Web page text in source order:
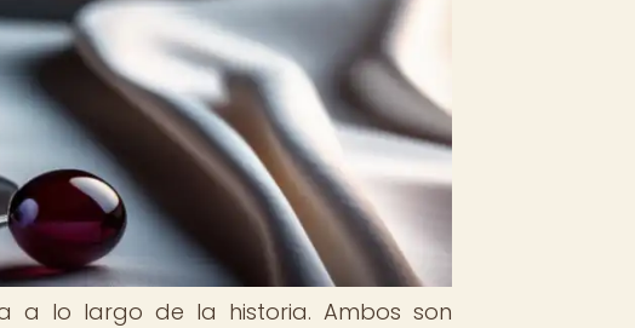
a lo largo de la historia. Ambos son